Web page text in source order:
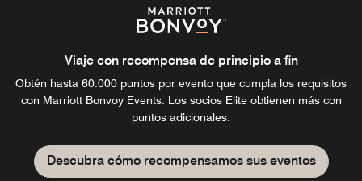
Viaje con recompensa de principio a fin
Obtén hasta 60.000 puntos por evento que cumpla los requisitos
con Marriott Bonvoy Events. Los socios Elite obtienen más con
puntos adicionales.
Descubra cómo recompensamos sus eventos